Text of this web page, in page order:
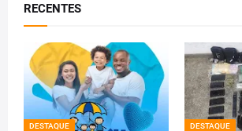
RECENTES
DESTAQUE DESTAQUE